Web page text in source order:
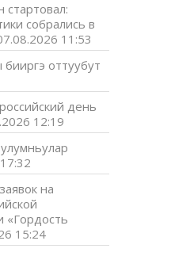
собрались в
11:53
оттуубут
день
12:19
на
«Гордость
15:24